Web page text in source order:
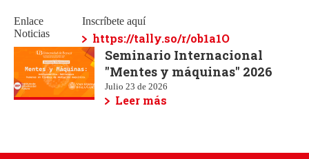
Enlace
Noticias
Inscríbete aquí
https://tally.so/r/ob1a1O
Seminario Internacional
"Mentes y máquinas" 2026
Julio 23 de 2026
Leer más